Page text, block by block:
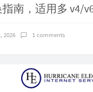
南，适用多 v4/
2026 1 comments